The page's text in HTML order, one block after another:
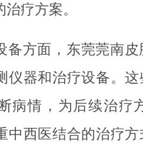
疗方案。
备方面，东莞莞南
仪器和治疗设备。
病情，为后续治疗
中西医结合的治疗